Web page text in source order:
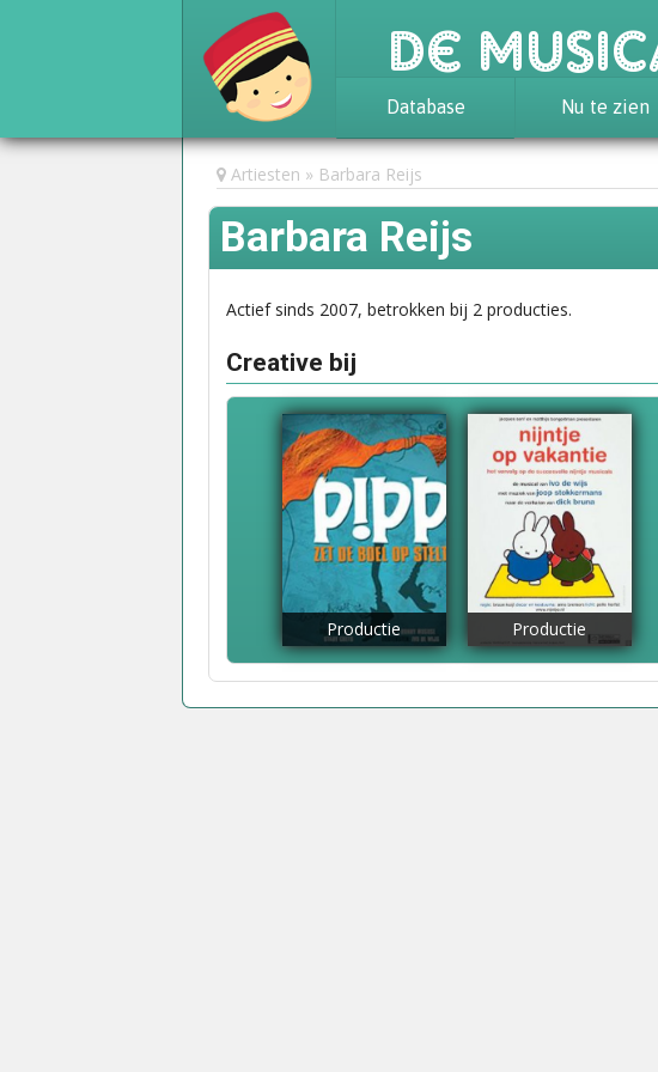
De
Database
Achtergrond
Awards
Statistieken
Nu te zien
Artiesten Barbara Reijs
Barbara Reijs
Actief sinds 2007, betrokken bij 2 producties.
Creative bij
Productie Productie